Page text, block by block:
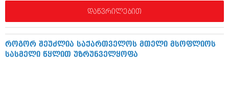
ივლისი 2013 (182)
მაისი 2013 (259)
აპრილი 2013 (304)
მარტი 2013 (352)
დაწვრილებით
როგორ შეუძლია საქართველოს მთელი მსოფლიოს
სასმელი წყლით უზრუნველყოფა